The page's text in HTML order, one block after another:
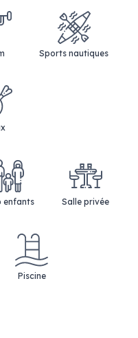
Sports nautiques
enfants Salle privée
Piscine